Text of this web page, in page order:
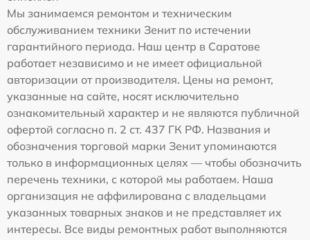
Мы занимаемся ремонтом и техническим
обслуживанием техники Зенит по истечении
гарантийного периода. Наш центр в Саратове
работает независимо и не имеет официальной
авторизации от производителя. Цены на ремонт,
указанные на сайте, носят исключительно
ознакомительный характер и не являются публичной
офертой согласно п. 2 ст. 437 ГК РФ. Названия и
обозначения торговой марки Зенит упоминаются
только в информационных целях — чтобы обозначить
перечень техники, с которой мы работаем. Наша
организация не аффилирована с владельцами
указанных товарных знаков и не представляет их
интересы. Все виды ремонтных работ выполняются